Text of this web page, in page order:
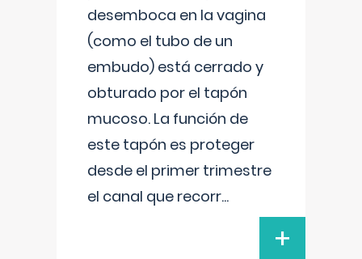
desemboca en la vagina
(como el tubo de un
embudo) está cerrado y
obturado por el tapón
mucoso. La función de
este tapón es proteger
desde el primer trimestre
el canal que recorr...
+